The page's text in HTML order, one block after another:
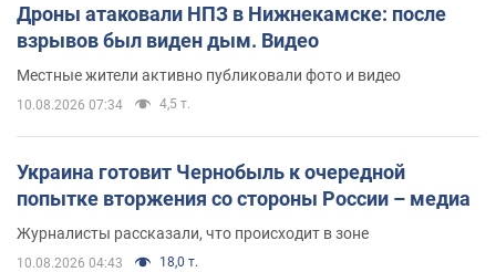
Дроны атаковали НПЗ в Нижнекамске: после
взрывов был виден дым. Видео
Местные жители активно публиковали фото и видео
10.08.2026 07:34 4,5 т.
Украина готовит Чернобыль к очередной
попытке вторжения со стороны России – медиа
Журналисты рассказали, что происходит в зоне
10.08.2026 04:43 18,0 т.